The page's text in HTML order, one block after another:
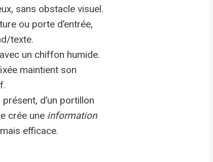
sans obstacle visuel.
ou porte d’entrée,
texte.
un chiffon humide.
maintient son
d’un portillon
crée une information
efficace.